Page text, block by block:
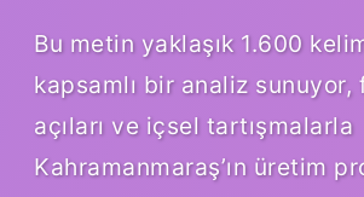
Bu metin yaklaşık 1.600
kapsamlı bir analiz sunuyor,
açıları ve içsel tartışmalarla
Kahramanmaraş’ın üretim